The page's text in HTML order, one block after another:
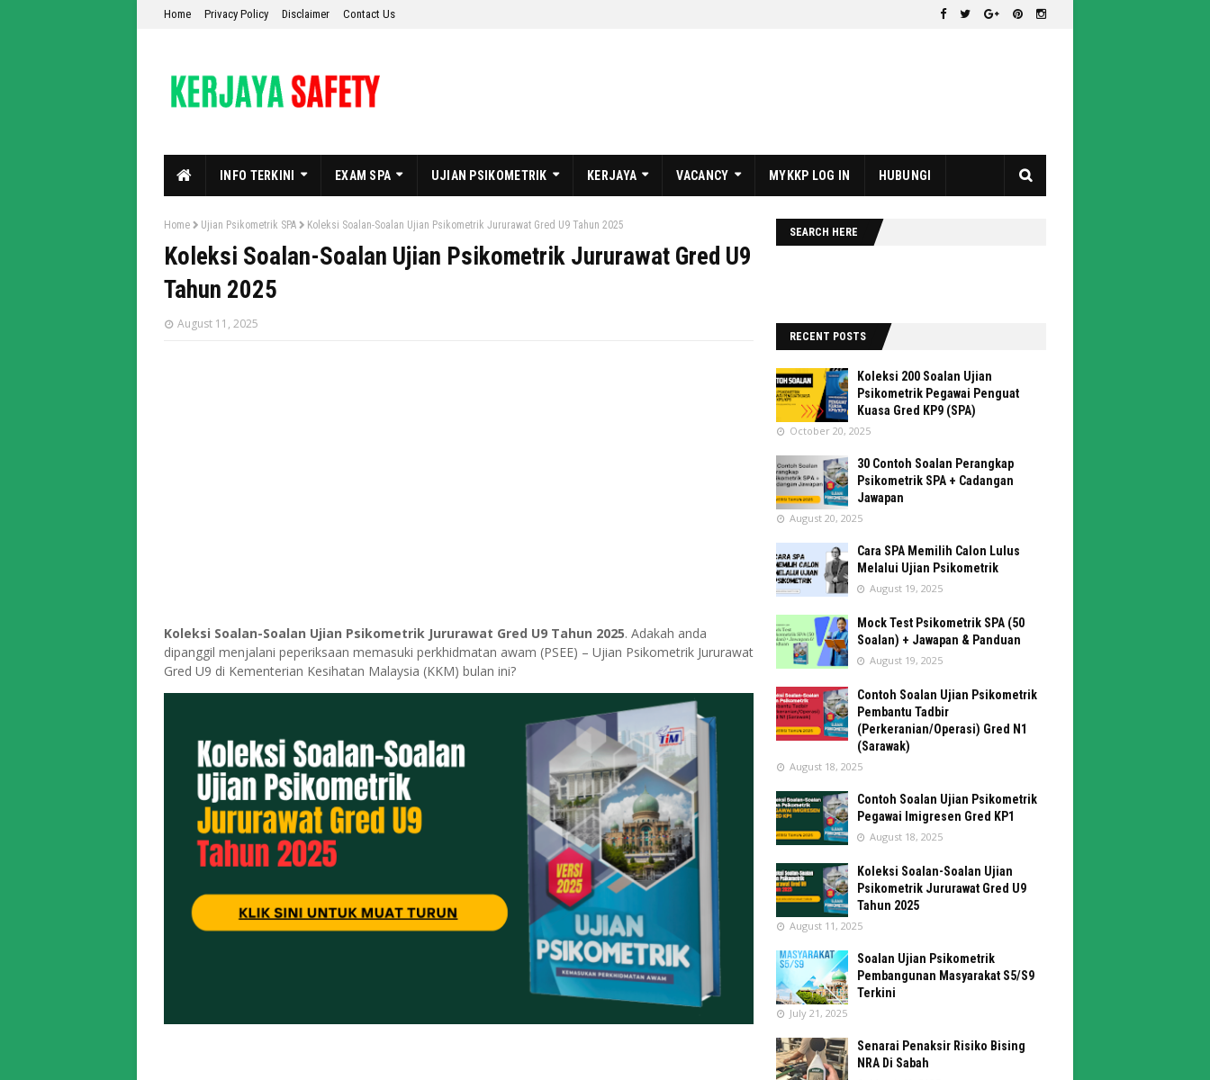
Home Privacy Policy Disclaimer Contact Us
INFO TERKINI EXAM SPA UJIAN PSIKOMETRIK KERJAYA VACANCY MYKKP LOG IN HUBUNGI
Home Ujian Psikometrik SPA Koleksi Soalan-Soalan Ujian Psikometrik Jururawat Gred U9 Tahun 2025
Koleksi Soalan-Soalan Ujian Psikometrik Jururawat Gred U9
Tahun 2025
August 11, 2025
Koleksi Soalan-Soalan Ujian Psikometrik Jururawat Gred U9 Tahun 2025. Adakah anda
dipanggil menjalani peperiksaan memasuki perkhidmatan awam (PSEE) – Ujian Psikometrik Jururawat
Gred U9 di Kementerian Kesihatan Malaysia (KKM) bulan ini?
SEARCH HERE
RECENT POSTS
Koleksi 200 Soalan Ujian
Psikometrik Pegawai Penguat
Kuasa Gred KP9 (SPA)
October 20, 2025
30 Contoh Soalan Perangkap
Psikometrik SPA + Cadangan
Jawapan
August 20, 2025
Cara SPA Memilih Calon Lulus
Melalui Ujian Psikometrik
August 19, 2025
Mock Test Psikometrik SPA (50
Soalan) + Jawapan & Panduan
August 19, 2025
Contoh Soalan Ujian Psikometrik
Pembantu Tadbir
(Perkeranian/Operasi) Gred N1
(Sarawak)
August 18, 2025
Contoh Soalan Ujian Psikometrik
Pegawai Imigresen Gred KP1
August 18, 2025
Koleksi Soalan-Soalan Ujian
Psikometrik Jururawat Gred U9
Tahun 2025
August 11, 2025
Soalan Ujian Psikometrik
Pembangunan Masyarakat S5/S9
Terkini
July 21, 2025
Senarai Penaksir Risiko Bising
NRA Di Sabah